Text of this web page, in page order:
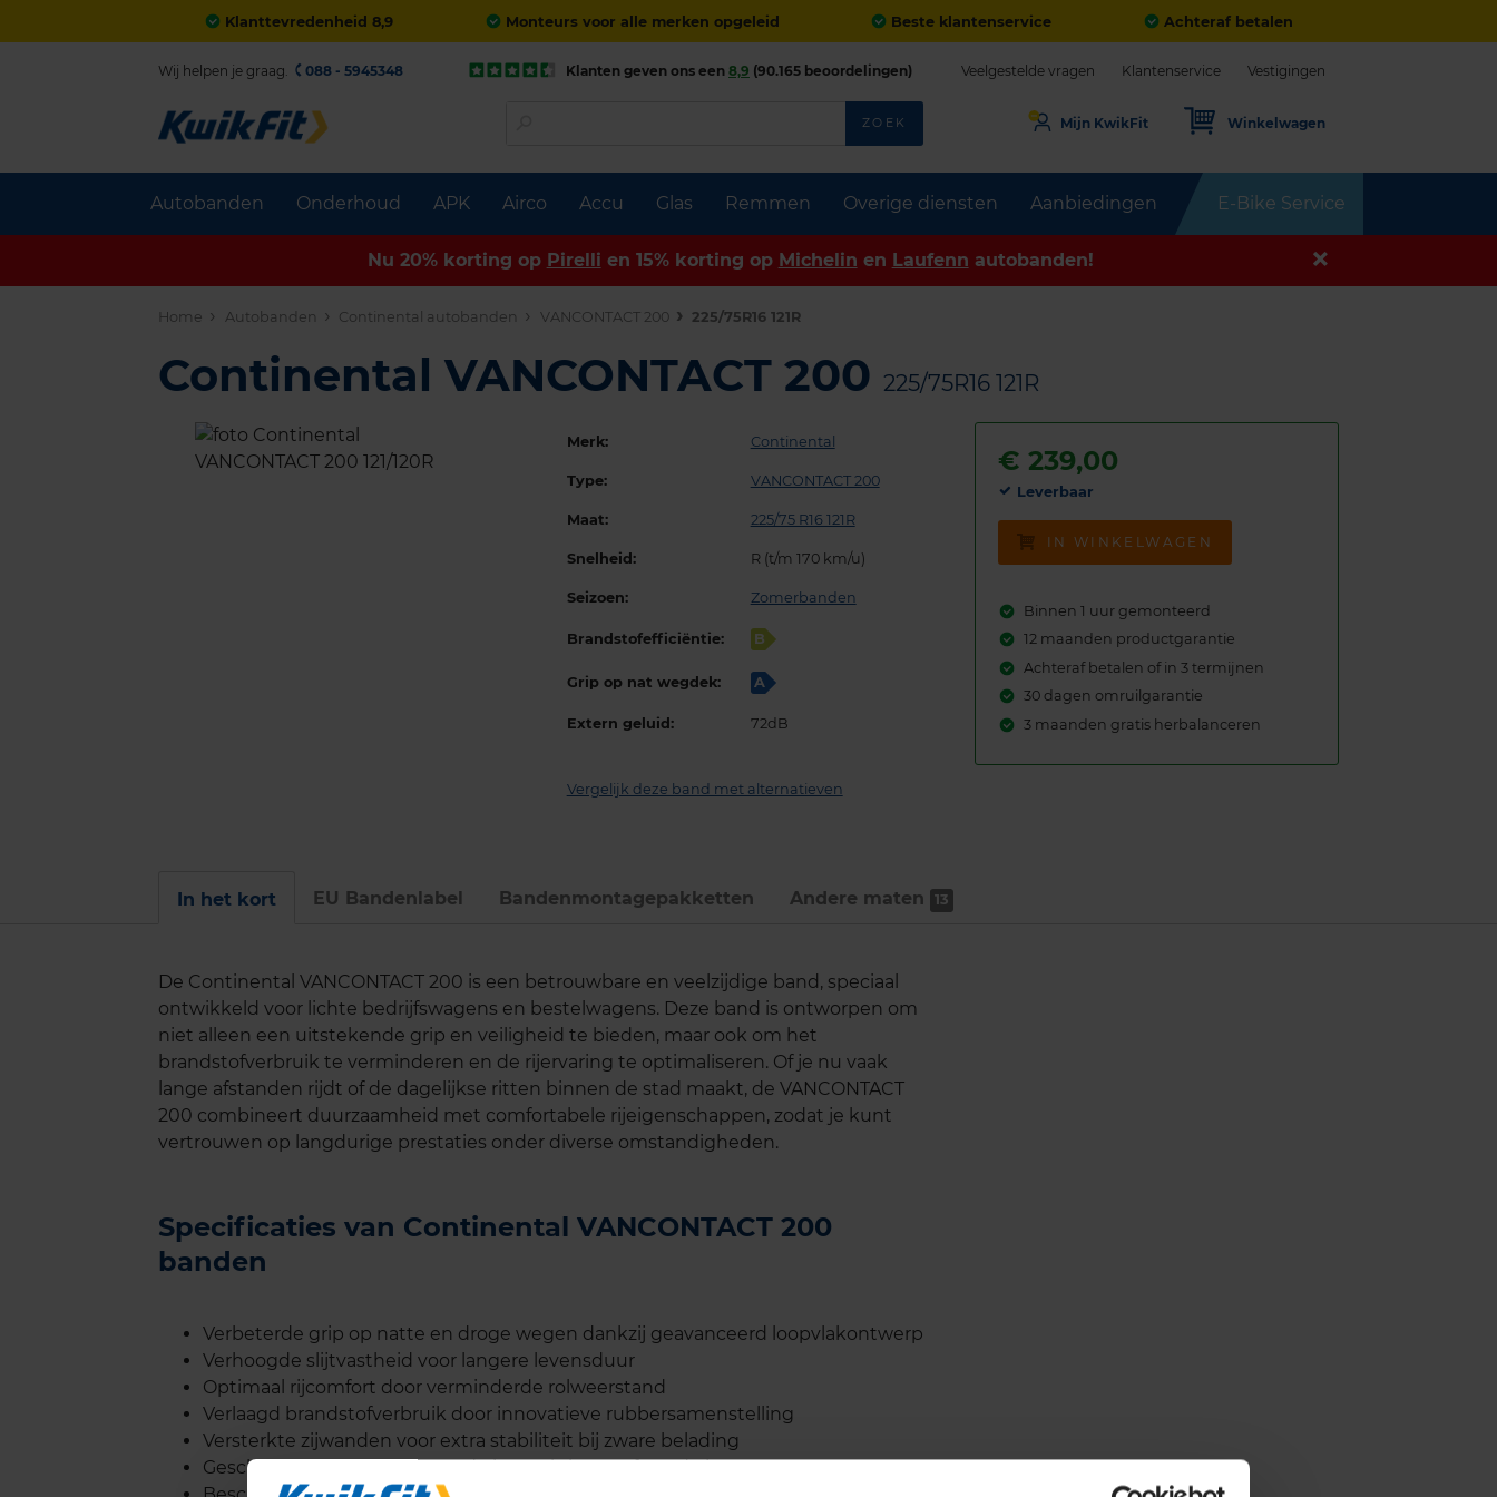
Klanttevredenheid 8,9 Monteurs voor alle merken opgeleid Beste klantenservice Achteraf betalen
Autobanden Onderhoud APK Airco Accu Glas Remmen Overige diensten Aanbiedingen E-Bike Service
Wij helpen je graag. 088 - 5945348 Klanten geven ons een 8,9 (90.165 beoordelingen) Veelgestelde vragen Klantenservice Vestigingen
ZOEK Mijn KwikFit Winkelwagen
Nu 20% korting op Pirelli en 15% korting op Michelin en Laufenn autobanden!
Home Autobanden Continental autobanden VANCONTACT 200 225/75R16 121R
Continental VANCONTACT 200 225/75R16 121R
Merk: Continental
Type: VANCONTACT 200
Maat: 225/75 R16 121R
Snelheid: R (t/m 170 km/u)
Seizoen: Zomerbanden
Brandstofefficiëntie: B
Grip op nat wegdek: A
Extern geluid: 72dB
Vergelijk deze band met alternatieven
€239,00
Leverbaar
IN WINKELWAGEN
Binnen 1 uur gemonteerd
12 maanden productgarantie
Achteraf betalen of in 3 termijnen
30 dagen omruilgarantie
3 maanden gratis herbalanceren
In het kort EU Bandenlabel Bandenmontage­pakketten Andere maten 13
De Continental VANCONTACT 200 is een betrouwbare en veelzijdige band, speciaal
ontwikkeld voor lichte bedrijfswagens en bestelwagens. Deze band is ontworpen om
niet alleen een uitstekende grip en veiligheid te bieden, maar ook om het
brandstofverbruik te verminderen en de rijervaring te optimaliseren. Of je nu vaak
lange afstanden rijdt of de dagelijkse ritten binnen de stad maakt, de VANCONTACT
200 combineert duurzaamheid met comfortabele rijeigenschappen, zodat je kunt
vertrouwen op langdurige prestaties onder diverse omstandigheden.
Specificaties van Continental VANCONTACT 200
banden
Verbeterde grip op natte en droge wegen dankzij geavanceerd loopvlakontwerp
Verhoogde slijtvastheid voor langere levensduur
Optimaal rijcomfort door verminderde rolweerstand
Verlaagd brandstofverbruik door innovatieve rubbersamenstelling
Versterkte zijwanden voor extra stabiliteit bij zware belading
Geschikt voor zowel korte stadsritten als lange afstandsritten